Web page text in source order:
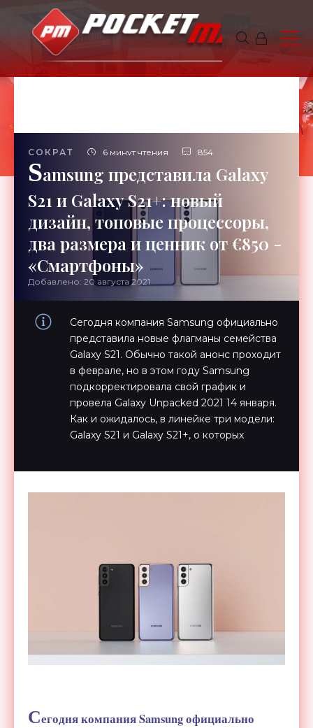
СОКРАТ 6 минут чтения 854
Samsung представила Galaxy
S21 и Galaxy S21+: новый
дизайн, топовые процессоры,
два размера и ценник от €850 -
«Смартфоны»
Добавлено: 20 августа 2021
Сегодня компания Samsung официально
представила новые флагманы семейства
Galaxy S21. Обычно такой анонс проходит
в феврале, но в этом году Samsung
подкорректировала свой график и
провела Galaxy Unpacked 2021 14 января.
Как и ожидалось, в линейке три модели:
Galaxy S21 и Galaxy S21+, о которых
Сегодня компания Samsung официально